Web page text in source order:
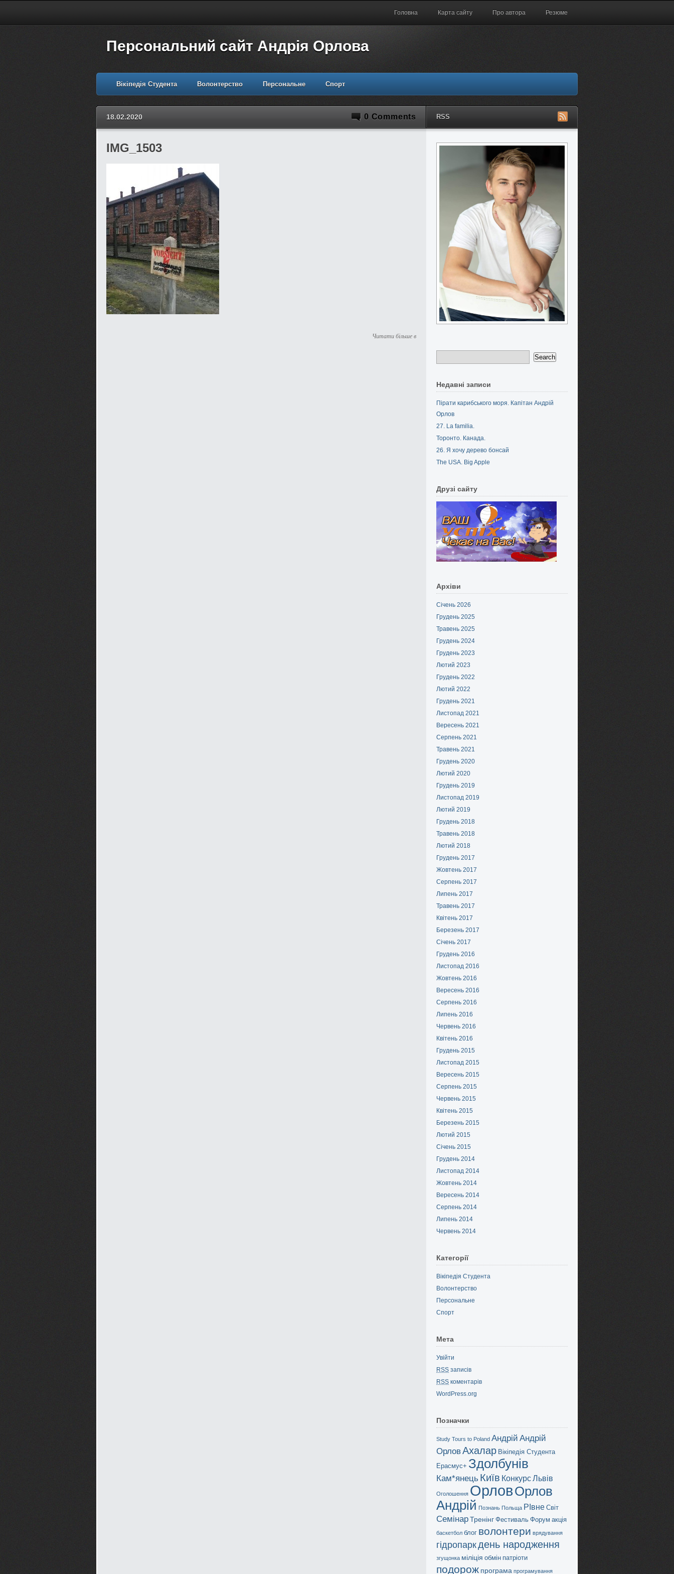
Головна Карта сайту Про автора Резюме
Персональний сайт Андрія Орлова
Вікіпедія Студента Волонтерство Персональне Спорт
18.02.2020 0 Comments RSS
IMG_1503
Читати більше в
Недавні записи
Пірати карибського моря. Капітан Андрій
Орлов
27. La familia.
Торонто. Канада.
26. Я хочу дерево бонсай
The USA. Big Apple
Друзі сайту
Архіви
Січень 2026
Грудень 2025
Травень 2025
Грудень 2024
Грудень 2023
Лютий 2023
Грудень 2022
Лютий 2022
Грудень 2021
Листопад 2021
Вересень 2021
Серпень 2021
Травень 2021
Грудень 2020
Лютий 2020
Грудень 2019
Листопад 2019
Лютий 2019
Грудень 2018
Травень 2018
Лютий 2018
Грудень 2017
Жовтень 2017
Серпень 2017
Липень 2017
Травень 2017
Квітень 2017
Березень 2017
Січень 2017
Грудень 2016
Листопад 2016
Жовтень 2016
Вересень 2016
Серпень 2016
Липень 2016
Червень 2016
Квітень 2016
Грудень 2015
Листопад 2015
Вересень 2015
Серпень 2015
Червень 2015
Квітень 2015
Березень 2015
Лютий 2015
Січень 2015
Грудень 2014
Листопад 2014
Жовтень 2014
Вересень 2014
Серпень 2014
Липень 2014
Червень 2014
Категорії
Вікіпедія Студента
Волонтерство
Персональне
Спорт
Мета
Увійти
RSS записів
RSS коментарів
WordPress.org
Позначки
Study Tours to Poland Андрій Андрій
ОрловАхалар Вікіпедія Студента
Ерасмус+ Здолбунів
Кам*янець Київ КонкурсЛьвів
Оголошення ОрловОрлов
Андрій Познань Польща РІвне Світ
СемінарТренінг Фестиваль Форум акція
баскетбол блог волонтери врядування
гідропаркдень народження
згущонка міліція обмін патріоти
подорож програма програмування